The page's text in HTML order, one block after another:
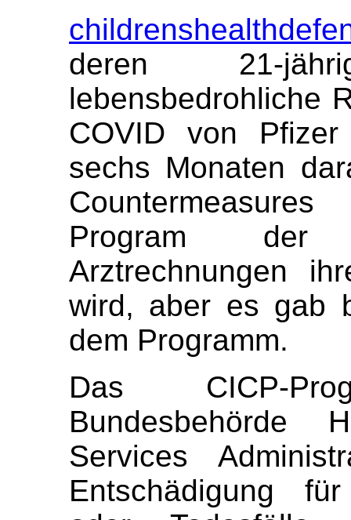
deren 21-
lebensbedrohliche
COVID von
sechs Monaten
Program der
Arztrechnungen
wird, aber es gab
dem Programm.
Das CICP-
Bundesbehörde
Services
Entschädigung